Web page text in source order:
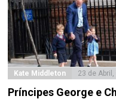
Kate Middleton 23 de Abril,
Príncipes George e